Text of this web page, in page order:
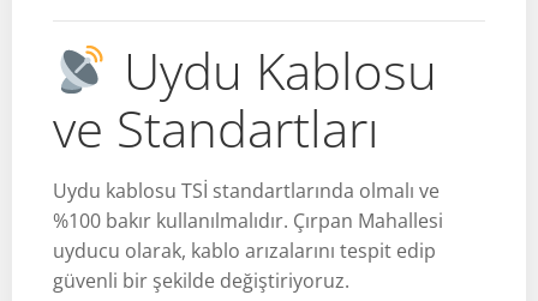
Uydu Kablosu
ve Standartları
Uydu kablosu TSİ standartlarında olmalı ve
%100 bakır kullanılmalıdır. Çırpan Mahallesi
uyducu olarak, kablo arızalarını tespit edip
güvenli bir şekilde değiştiriyoruz.